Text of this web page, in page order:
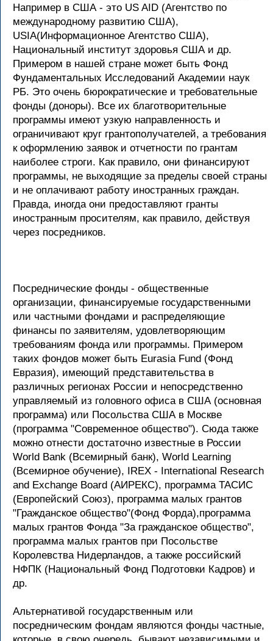
Например в США - это US AID (Агентство по
международному развитию США),
USIА(Информационное Агентство США),
Национальный институт здоровья США и др.
Примером в нашей стране может быть Фонд
Фундаментальных Исследований Академии наук
РБ. Это очень бюрократические и требовательные
фонды (доноры). Все их благотворительные
программы имеют узкую направленность и
ограничивают круг грантополучателей, а требования
к оформлению заявок и отчетности по грантам
наиболее строги. Как правило, они финансируют
программы, не выходящие за пределы своей страны
и не оплачивают работу иностранных граждан.
Правда, иногда они предоставляют гранты
иностранным просителям, как правило, действуя
через посредников.
Посреднические фонды - общественные
организации, финансируемые государственными
или частными фондами и распределяющие
финансы по заявителям, удовлетворяющим
требованиям фонда или программы. Примером
таких фондов может быть Eurasia Fund (Фонд
Евразия), имеющий представительства в
различных регионах России и непосредственно
управляемый из головного офиса в США (основная
программа) или Посольства США в Москве
(программа "Современное общество"). Сюда также
можно отнести достаточно известные в России
World Bank (Всемирный банк), World Learning
(Всемирное обучение), IREX - International Research
and Exchange Board (АИРЕКС), программа ТАСИС
(Европейский Союз), программа малых грантов
"Гражданское общество"(Фонд Форда),программа
малых грантов Фонда "За гражданское общество",
программа малых грантов при Посольстве
Королевства Нидерландов, а также российский
НФПК (Национальный Фонд Подготовки Кадров) и
др.
Альтернативой государственным или
посредническим фондам являются фонды частные,